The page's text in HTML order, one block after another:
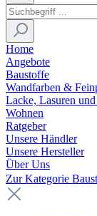
Home
Angebote
Baustoffe
Wandfarben &
Lacke, Lasuren
Wohnen
Ratgeber
Unsere Händler
Unsere Hersteller
Über Uns
Zur Kategorie